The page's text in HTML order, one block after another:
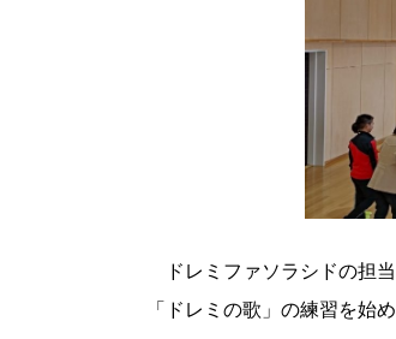
ドレミファソラシドの担
「ドレミの歌」の練習を始め